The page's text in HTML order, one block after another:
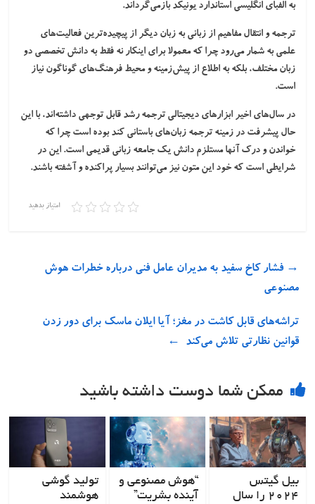
به الفبای انگلیسی استاندارد یونیکد بازمی‌گرداند.
ترجمه و انتقال مفاهیم از زبانی به زبان دیگر از پیچیده‌ترین فعالیت‌های
علمی به شمار می‌رود چرا که معمولا برای اینکار نه فقط به دانش تخصصی دو
زبان مختلف، بلکه به اطلاع از پیش‌زمینه و محیط فرهنگ‌های گوناگون نیاز
است.
در سال‌های اخیر ابزارهای دیجیتالی ترجمه رشد قابل توجهی داشته‌اند، با این
حال پیشرفت در زمینه ترجمه زبان‌های باستانی کند بوده است چرا که
خواندن و درک آنها مستلزم دانش یک جامعه زبانی قدیمی است. این در
شرایطی است که خود این متون نیز می‌توانند بسیار پراکنده و آشفته باشند.
امتیاز بدهید
→ فشار کاخ سفید به مدیران عامل فنی درباره خطرات هوش
مصنوعی
تراشه‌های قابل کاشت در مغز؛ آیا ایلان ماسک برای دور زدن
قوانین نظارتی تلاش می‌کند
←
ممکن شما دوست داشته باشید
بیل گیتس
۲۰۲۴ را سال
“هوش مصنوعی و
آینده بشریت”
تولید گوشی
هوشمند